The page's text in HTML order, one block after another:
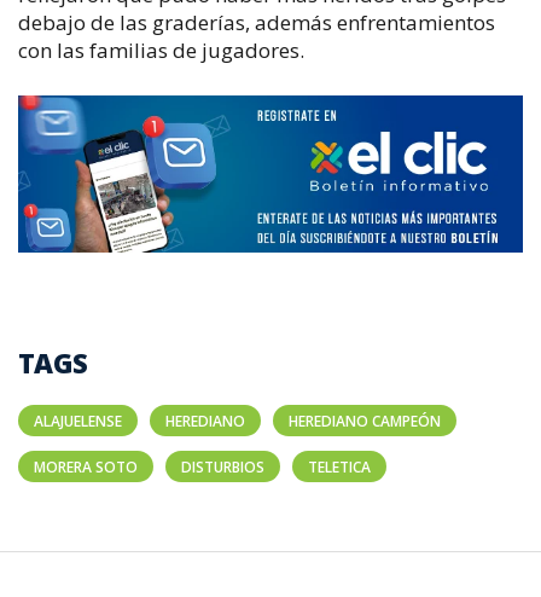
debajo de las graderías, además enfrentamientos
con las familias de jugadores.
TAGS
ALAJUELENSE HEREDIANO HEREDIANO CAMPEÓN
MORERA SOTO DISTURBIOS TELETICA